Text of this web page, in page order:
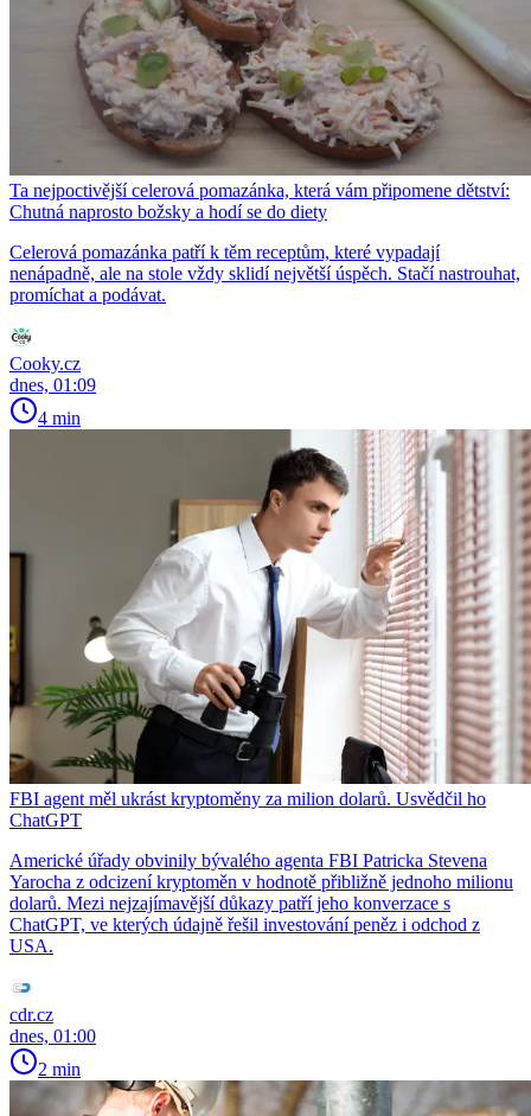
Ta nejpoctivější celerová pomazánka, která vám připomene dětství:
Chutná naprosto božsky a hodí se do diety
Celerová pomazánka patří k těm receptům, které vypadají
nenápadně, ale na stole vždy sklidí největší úspěch. Stačí nastrouhat,
promíchat a podávat.
Cooky.cz
dnes, 01:09
4 min
FBI agent měl ukrást kryptoměny za milion dolarů. Usvědčil ho
ChatGPT
Americké úřady obvinily bývalého agenta FBI Patricka Stevena
Yarocha z odcizení kryptoměn v hodnotě přibližně jednoho milionu
dolarů. Mezi nejzajímavější důkazy patří jeho konverzace s
ChatGPT, ve kterých údajně řešil investování peněz i odchod z
USA.
cdr.cz
dnes, 01:00
2 min